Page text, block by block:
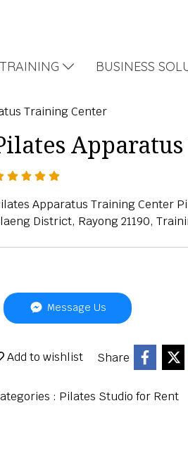
TRAINING BUSINESS
Training Center
Apparatus Training Center
District, Rayong 21190,
Message Us
Add to wishlist Share
: Pilates Studio for Rent